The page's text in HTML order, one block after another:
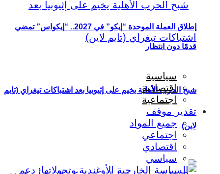
شبح الحرب الأهلية يخيم على إثيوبيا بعد اشتباكات تيغراي (تايم
لاين)
إطلاق العملة الموحدة “إيكو” في 2027.. “إيكواس” تمضي
قدمًا دون انتظار
سياسية
اقتصادية
اجتماعية
تقدير موقف
جميع المواد
اجتماعي
اقتصادي
سياسي